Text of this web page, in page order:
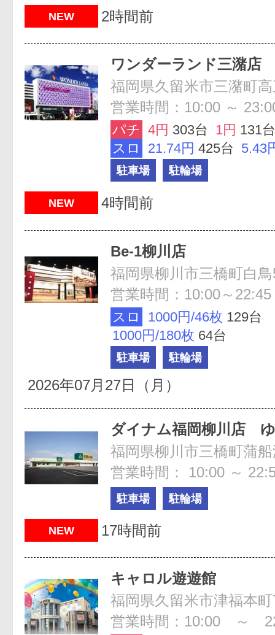
NEW 2時間前
ワンダーランド三潴店
福岡県久留米市三潴町
営業時間：10:00 ～
パチ 4円 303台 1円 131台
スロ
21.74円 425台 5.43
駐車場 駐輪場
NEW 4時間前
Be-1柳川店
福岡県柳川市三橋町白
営業時間：10:00～22:45
スロ 1000円/46枚 129台
1000円/180枚 64台
駐車場 駐輪場
2026年07月27日（月）
ダイナム福岡柳川店
営業時間： 10:00 ～
駐車場 駐輪場
NEW 17時間前
キャロル遊遊館
福岡県久留米市津福本
営業時間：10:00 ～